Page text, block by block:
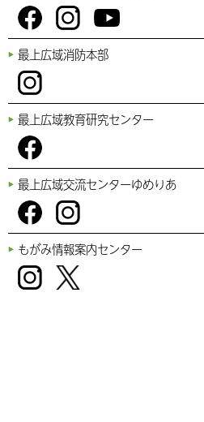
Fac
ebo
ok
Inst
agr
You
Tub
最上広域消防本部
Inst
agr
am
最上広域教育研究センター
Fac
ebo
ok
最上広域交流センターゆめりあ
Fac
ebo
ok
Inst
agr
am
もがみ情報案内センター